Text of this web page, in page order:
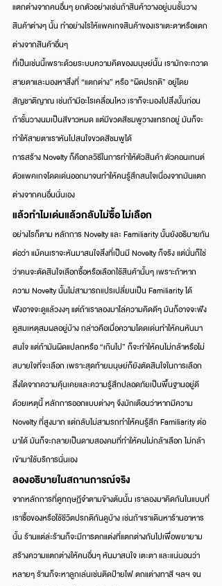
แตกต่างจากคนอื่นๆ ยกตัวอย่างเช่นถ้าสินค้าวางอยู่บนชั้นวาง
สินค้าต่างๆ นั้น ทำอย่างไรให้แพคเกจสินค้าของเราเตะตาหรือแตก
ต่างจากสินค้าอื่นๆ
ที่เป็นเช่นนี้เพราะด้วยระบบความคิดของมนุษย์นั้น เรามักจะกวาด
สายตาและมองหาสิ่งที่ “แตกต่าง” หรือ “ผิดปรกติ” อยู่โดย
สัญชาติญาณ เช่นถ้ามีอะไรเคลื่อนไหว เราก็จะมองไปสิ่งนั้นก่อน
ถ้าชั้นวางนมเป็นสีขาวหมด แต่มีขวดสีชมพูวางแทรกอยู่ มันก็จะ
ทำให้สายตาเราหันไปสนใจขวดสีชมพูได้
การสร้าง Novelty ก็คือกลวิธีในการทำให้ตัวสินค้า ตัวคอนเทนต์
ตัวแพคเกจโดดเด่นออกมาจนทำให้คนรู้สึกสนใจเนื่องจากมันแตก
ต่างจากคนอื่นนั่นเอง
แล้วทำไมเด่นแล้วกลับไม่ซื้อ ไม่เลือก
อย่างไรก็ตาม หลักการ Novelty และ Familiarity นั้นยังอธิบายกัน
ต่อว่า แม้คนเราจะหันมาสนใจสิ่งที่เป็นมี Novelty ก็จริง แต่นั่นก็ใช่
ว่าคนจะตัดสินใจเลือกซื้อหรือเลือกใช้สินค้านั้นๆ เพราะถ้าหาก
ความ Novelty นั้นไม่สามารถแปรเปลี่ยนเป็น Familiarity ได้
ฟังอาจจะดูแล้วงงๆ แต่ถ้าเราลองมาไล่ความคิดดีๆ มันก็อาจจะฟัง
ดูสมเหตุสมผลอยู่บ้าง กล่าวคือเมื่อความโดดเด่นทำให้คนหันมา
สนใจ แต่ถ้ามันผิดแปลกหรือ “เกินไป” ก็จะทำให้คนไม่กล้าหรือไม่
สบายใจที่จะเลือก เพราะสุดท้ายมนุษย์ก็ยังตัดสินใจในการเลือก
สิ่งใดจากความคุ้นเคยและความรู้สึกปลอดภัยเป็นพื้นฐานอยู่ดี
ด้วยเหตุนี้ หลักการออกแบบต่างๆ จึงมักเตือนว่าหากมีความ
Novelty ที่สูงมาก แต่กลับไม่สามรถทำให้คนรู้สึก Familiarity ต่อ
มาได้ มันก็จะกลายเป็นดาบสองคมที่ทำให้คนไม่กล้าเลือก ไม่กล้า
เข้ามาใช้บริการนั่นเอง
ลองอธิบายในสถานการณ์จริง
จากหลักการที่ดูทฤษฏีจ๋าตามข้างต้นนั้น เราลองมาคิดกันในแบบที่
เราซื้อของหรือใช้ชีวิตปรกติกันดูบ้าง เช่นถ้าเราเดินหาร้านอาหาร
นั้น ร้านแต่ล่ะร้านก็จะมีการตกแต่งที่แตกต่างกันไปเพื่อพยายาม
สร้างความแตกต่างให้คนอื่นๆ หันมาสนใจ เตะตา และแน่นอนว่า
หลายๆ ร้านก็จะหาลูกเล่นเช่นติดป้ายไฟ ตกแต่างทาสี ฯลฯ จน